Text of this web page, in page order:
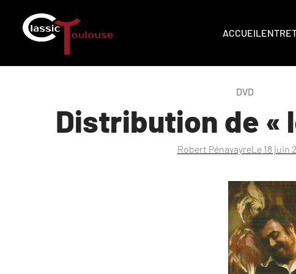
ACCUEIL
DVD
Distribution de «
Robert PénavayreLe 18 juin